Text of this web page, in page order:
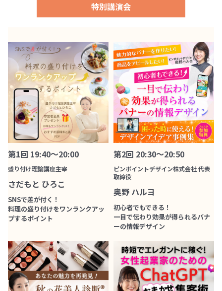
特別講演会
第1回 19:40～20:00
盛り付け理論講座主宰
さだもと ひろこ
SNSで差が付く！
料理の盛り付けをワンランクアッ
プするポイント
第2回 20:30～20:50
ピンポイントデザイン株式会社 代表
取締役
奥野 ハルヨ
初心者でもできる！
一目で伝わり効果が得られるバナ
ーの情報デザイン